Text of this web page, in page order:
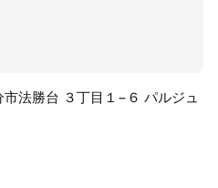
法勝台 ３丁目１−６ パルジュ